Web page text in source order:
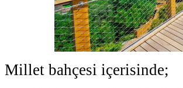
Millet bahçesi içerisinde;